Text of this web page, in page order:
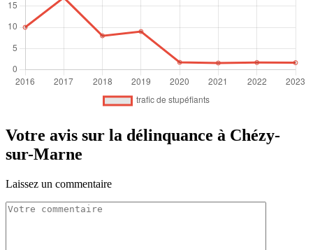
Votre avis sur la délinquance à Chézy-
sur-Marne
Laissez un commentaire